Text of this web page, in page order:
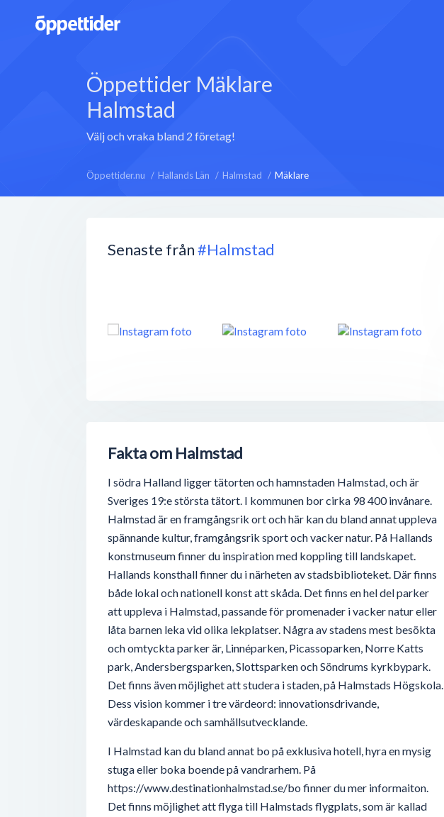
Öppettider Mäklare
Halmstad
Välj och vraka bland 2 företag!
Öppettider.nu Hallands Län Halmstad Mäklare
Senaste från#Halmstad
Fakta om Halmstad
I södra Halland ligger tätorten och hamnstaden Halmstad, och är
Sveriges 19:e största tätort. I kommunen bor cirka 98 400 invånare.
Halmstad är en framgångsrik ort och här kan du bland annat uppleva
spännande kultur, framgångsrik sport och vacker natur. På Hallands
konstmuseum finner du inspiration med koppling till landskapet.
Hallands konsthall finner du i närheten av stadsbiblioteket. Där finns
både lokal och nationell konst att skåda. Det finns en hel del parker
att uppleva i Halmstad, passande för promenader i vacker natur eller
låta barnen leka vid olika lekplatser. Några av stadens mest besökta
och omtyckta parker är, Linnéparken, Picassoparken, Norre Katts
park, Andersbergsparken, Slottsparken och Söndrums kyrkbypark.
Det finns även möjlighet att studera i staden, på Halmstads Högskola.
Dess vision kommer i tre värdeord: innovationsdrivande,
värdeskapande och samhällsutvecklande.
I Halmstad kan du bland annat bo på exklusiva hotell, hyra en mysig
stuga eller boka boende på vandrarhem. På
https://www.destinationhalmstad.se/bo finner du mer informaiton.
Det finns möjlighet att flyga till Halmstads flygplats, som är kallad